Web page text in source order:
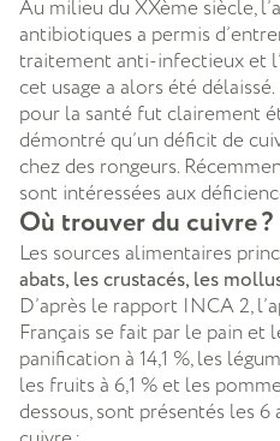
Au milieu du XXème siècle,
antibiotiques a permis
traitement anti-infectieux et
cet usage a alors été
pour la santé fut clairement
démontré qu’un déficit de
chez des rongeurs.
sont intéressées aux
Où trouver du cuivre ?
Les sources alimentaires
abats, les crustacés, les
D’après le rapport INCA 2,
Français se fait par le pain et
panification à 14,1 %, les
les fruits à 6,1 % et les
dessous, sont présentés les